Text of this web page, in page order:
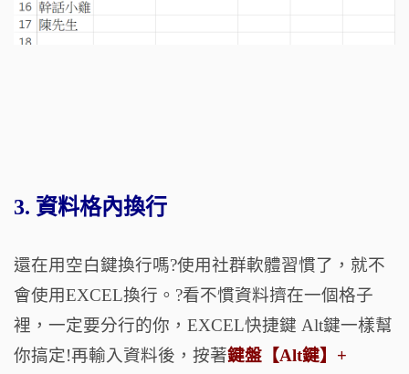
3. 資料格內換行
還在用空白鍵換行嗎?使用社群軟體習慣了，就不
會使用EXCEL換行。?看不慣資料擠在一個格子
裡，一定要分行的你，EXCEL快捷鍵 Alt鍵一樣幫
你搞定!再輸入資料後，按著鍵盤【Alt鍵】+